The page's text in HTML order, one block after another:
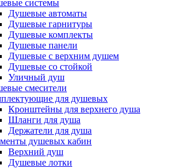
системы
Душевые автоматы
Душевые гарнитуры
Душевые комплекты
Душевые панели
Душевые с верхним душем
Душевые со стойкой
Уличный душ
смесители
для душевых
Кронштейны для верхнего душа
Шланги для душа
Держатели для душа
душевых кабин
Верхний душ
Душевые лотки